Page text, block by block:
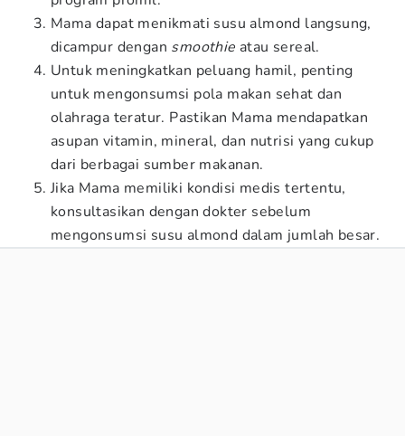
Mama dapat menikmati susu almond langsung,
dicampur dengan smoothie atau sereal.
Untuk meningkatkan peluang hamil, penting
untuk mengonsumsi pola makan sehat dan
olahraga teratur. Pastikan Mama mendapatkan
asupan vitamin, mineral, dan nutrisi yang cukup
dari berbagai sumber makanan.
Jika Mama memiliki kondisi medis tertentu,
konsultasikan dengan dokter sebelum
mengonsumsi susu almond dalam jumlah besar.